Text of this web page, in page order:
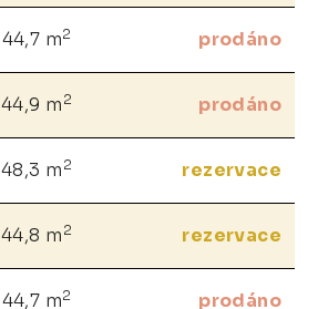
44,7 m2 prodáno
44,9 m 2 prodáno
48,3 m 2 rezervace
44,8 m 2 rezervace
44,7 m2 prodáno